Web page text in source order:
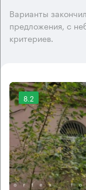
Варианты
предложения, с
критериев.
8.2